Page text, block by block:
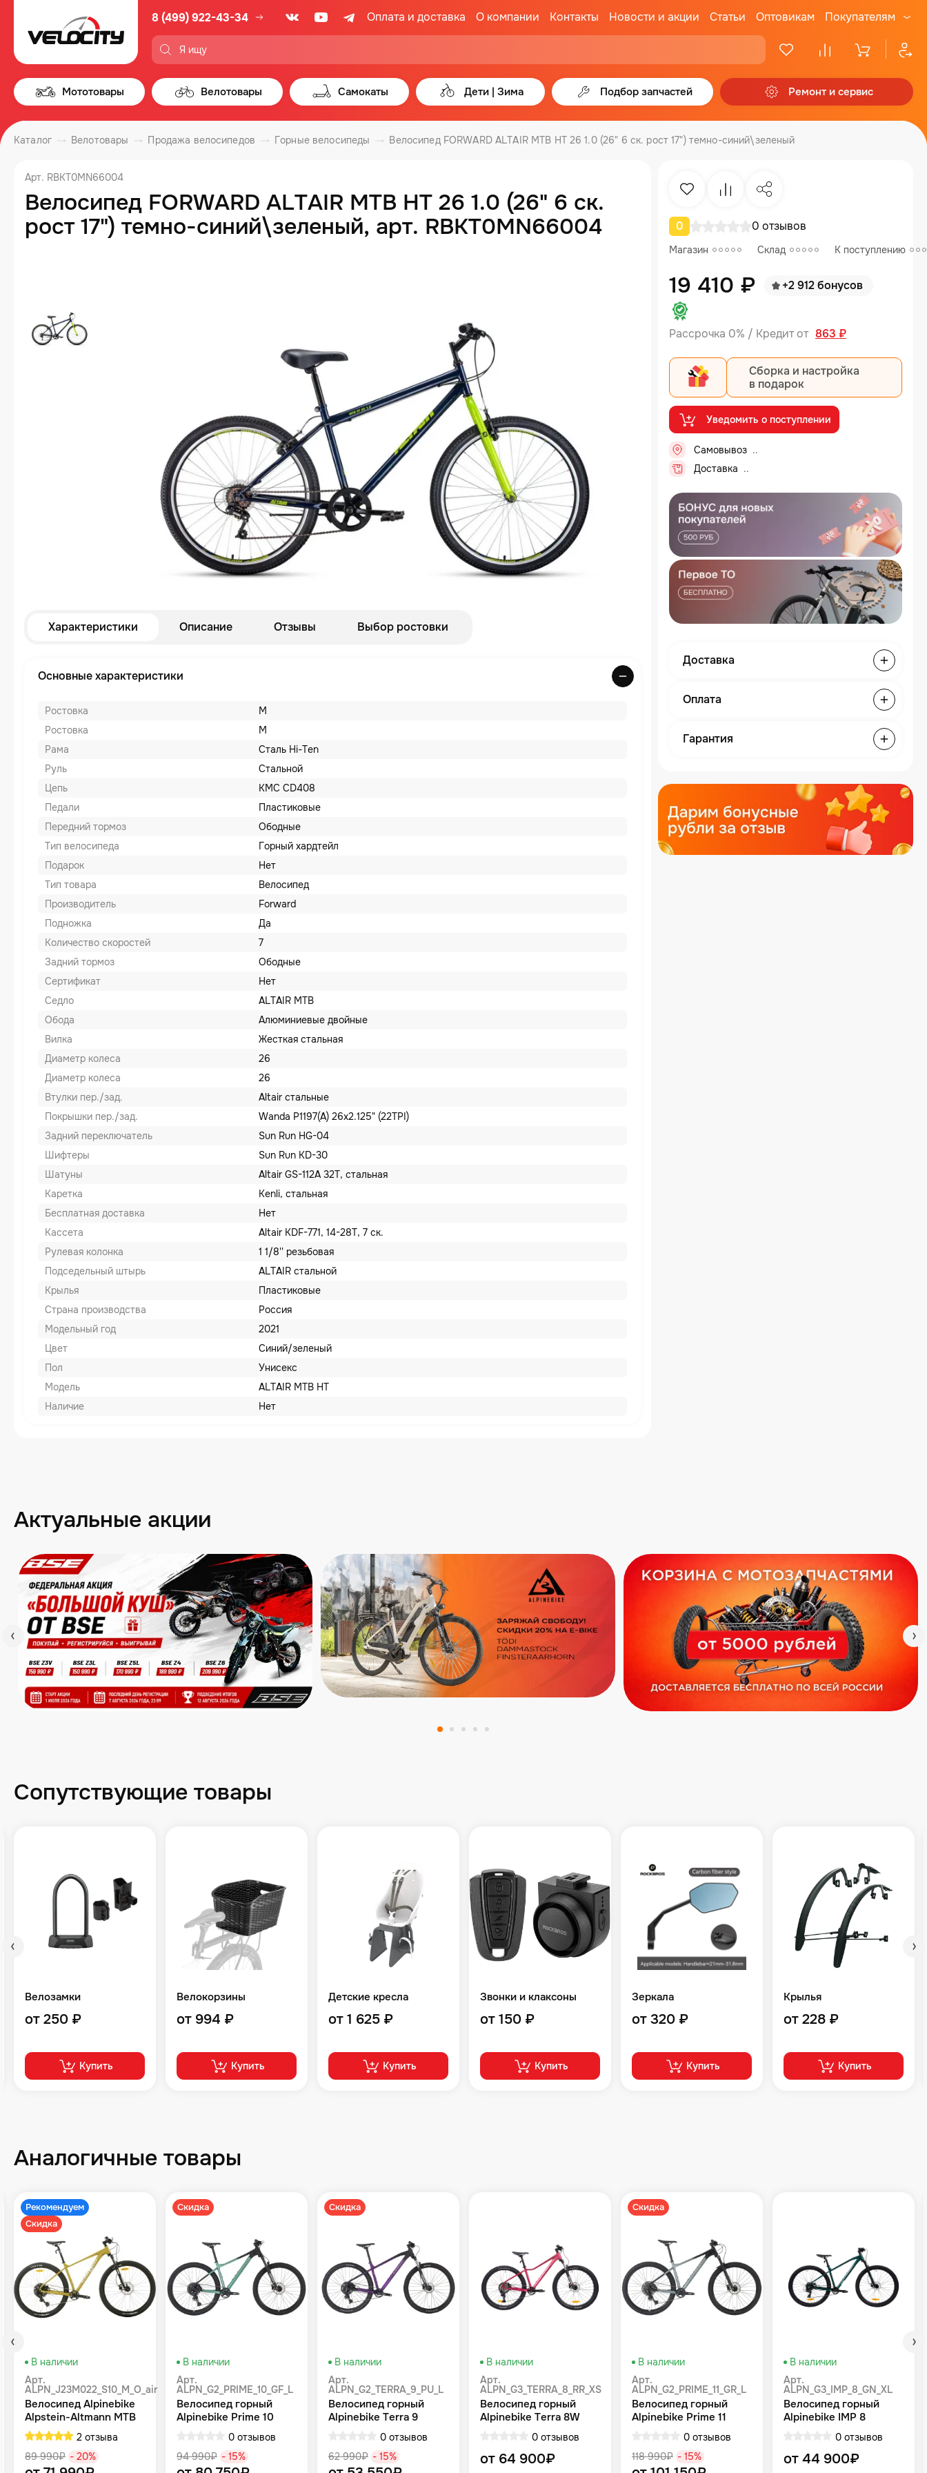
8 (499) 922-43-34 Оплата и доставка О компании Контакты Новости и акции Статьи Оптовикам Покупателям
Мототовары Велотовары Самокаты Дети | Зима Подбор запчастей Ремонт и сервис
Каталог Велотовары Продажа велосипедов Горные велосипеды Велосипед FORWARD ALTAIR MTB HT 26 1.0 (26" 6 ск. рост 17") темно-синий\зеленый
Арт. RBKT0MN66004
Велосипед FORWARD ALTAIR MTB HT 26 1.0 (26" 6 ск.
рост 17") темно-синий\зеленый, арт. RBKT0MN66004
ИзбранноеСравнениеПоделиться
0 0 отзывов
Магазин Склад К поступлению
19 410 ₽ +2 912 бонусов
Рассрочка 0% / Кредит от 863 ₽
Сборка и настройка
в подарок
Уведомить о поступлении
Самовывоз
Доставка
Доставка
Оплата
Гарантия
Характеристики Описание Отзывы Выбор ростовки
Основные характеристики
Ростовка
M
Ростовка
M
Рама
Сталь Hi-Ten
Руль
Стальной
Цепь
KMC CD408
Педали
Пластиковые
Передний тормоз
Ободные
Тип велосипеда
Горный хардтейл
Подарок
Нет
Тип товара
Велосипед
Производитель
Forward
Подножка
Да
Количество скоростей
7
Задний тормоз
Ободные
Сертификат
Нет
Седло
ALTAIR MTB
Обода
Алюминиевые двойные
Вилка
Жесткая стальная
Диаметр колеса
26
Диаметр колеса
26
Втулки пер./зад.
Altair стальные
Покрышки пер./зад.
Wanda P1197(A) 26x2.125" (22TPI)
Задний переключатель
Sun Run HG-04
Шифтеры
Sun Run KD-30
Шатуны
Altair GS-112A 32T, стальная
Каретка
Kenli, стальная
Бесплатная доставка
Нет
Кассета
Altair KDF-771, 14-28T, 7 ск.
Рулевая колонка
1 1/8'' резьбовая
Подседельный штырь
ALTAIR стальной
Крылья
Пластиковые
Страна производства
Россия
Модельный год
2021
Цвет
Синий/зеленый
Пол
Унисекс
Модель
ALTAIR MTB HT
Наличие
Нет
Актуальные акции
Сопутствующие товары
Велозамки
от 250 ₽
Купить
Велокорзины
от 994 ₽
Купить
Детские кресла
от 1 625 ₽
Купить
Звонки и клаксоны
от 150 ₽
Купить
Зеркала
от 320 ₽
Купить
Крылья
от 228 ₽
Купить
Аналогичные товары
Рекомендуем
Скидка
В наличии
Арт.
ALPN_J23M022_S10_M_O_air
Велосипед Alpinebike
Alpstein-Altmann MTB
10 air цвет оливковый
2 отзыва
89 990₽ - 20%
Скидка
В наличии
Арт.
ALPN_G2_PRIME_10_GF_L
Велосипед горный
Alpinebike Prime 10
туманный зеленый
0 отзывов
94 990₽ - 15%
Скидка
В наличии
Арт.
ALPN_G2_TERRA_9_PU_L
Велосипед горный
Alpinebike Terra 9
фиолетовый космос
0 отзывов
62 990₽ - 15%
В наличии
Арт.
ALPN_G3_TERRA_8_RR_XS
Велосипед горный
Alpinebike Terra 8W
0 отзывов
от 64 900₽
Скидка
В наличии
Арт.
ALPN_G2_PRIME_11_GR_L
Велосипед горный
Alpinebike Prime 11
громовой серый0 отзывов
118 990₽ - 15%
В наличии
Арт.
ALPN_G3_IMP_8_GN_XL
Велосипед горный
Alpinebike IMP 8
0 отзывов
от 44 900₽